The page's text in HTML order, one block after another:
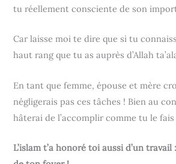
tu réellement consciente de son
Car laisse moi te dire que si tu
haut rang que tu as auprès d’Allah
En tant que femme, épouse et mère
négligerais pas ces tâches ! Bien au
hâterai de l’accomplir comme tu le
L’islam t’a honoré toi aussi d’un